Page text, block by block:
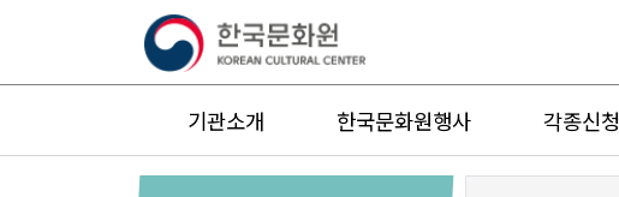
기관소개 한국문화원행사 각종신청